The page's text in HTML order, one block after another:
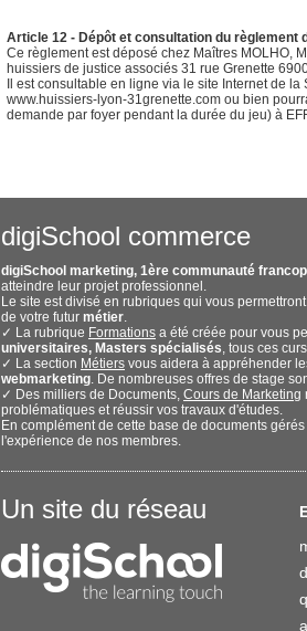
Article 12 - Dépôt et consultation du règlement
Ce règlement est déposé chez Maîtres MOLHO,
huissiers de justice associés 31 rue Grenette
Il est consultable en ligne via le site Internet de la
www.huissiers-lyon-31grenette.com ou bien
demande par foyer pendant la durée du jeu) à
digiSchool commerce
digiSchool marketing, 1ère communauté
atteindre leur projet professionnel.
Le site est divisé en rubriques qui vous
de votre futur métier.
✓ La rubrique Formations a été créée pour vous
universitaires, Masters spécialisés, tous ces
✓ La section Métiers vous aidera à appréhender
webmarketing. De nombreuses offres de stage
✓ Des milliers de Documents, Cours de Marketing
problématiques et réussir vos travaux d'études.
En complément de cette base de documents
l'expérience de nos membres.
Un site du réseau